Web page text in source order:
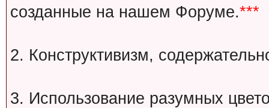
созданные на нашем Форуме.***
2. Конструктивизм,
3. Использование разумных